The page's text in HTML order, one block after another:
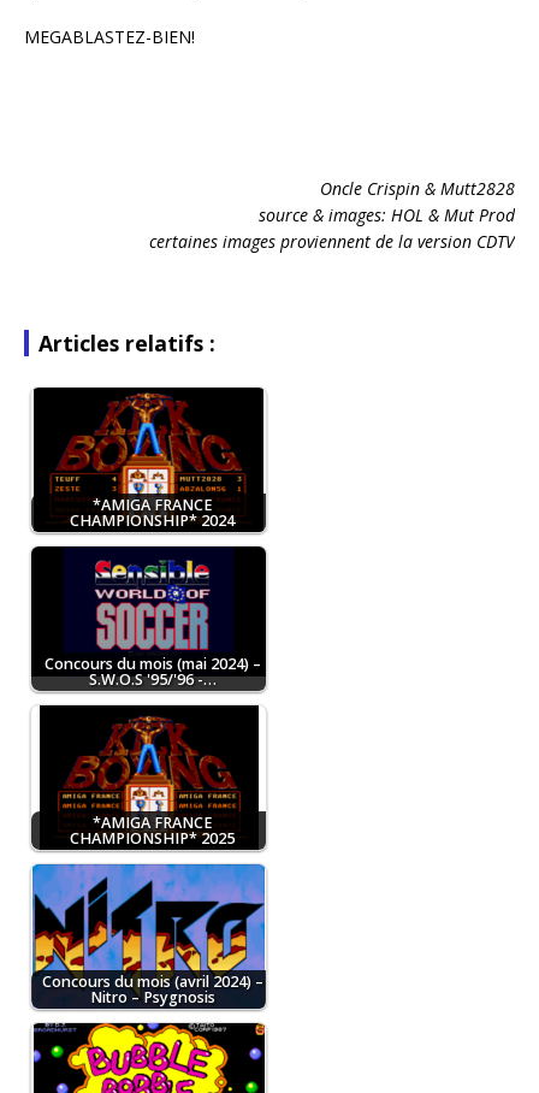
MEGABLASTEZ-BIEN!
Oncle Crispin & Mutt2828
source & images: HOL & Mut Prod
certaines images proviennent de la version CDTV
Articles relatifs :
*AMIGA FRANCE
CHAMPIONSHIP* 2024
Concours du mois (mai 2024) –
S.W.O.S '95/'96 -…
*AMIGA FRANCE
CHAMPIONSHIP* 2025
Concours du mois (avril 2024) –
Nitro – Psygnosis